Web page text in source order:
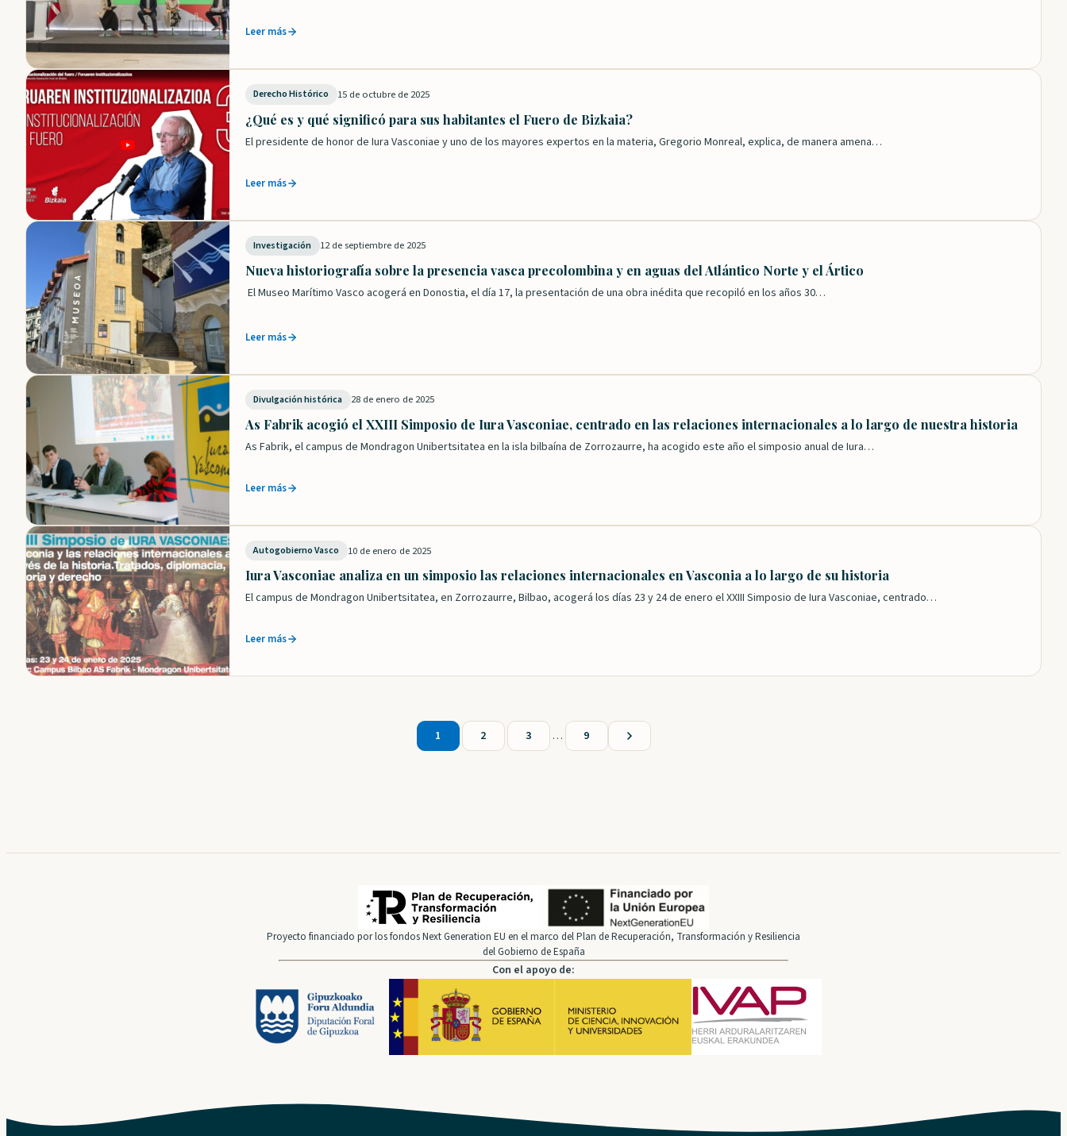
Leer más
Derecho Histórico 15 de octubre de 2025
¿Qué es y qué significó para sus habitantes el Fuero de Bizkaia?
El presidente de honor de Iura Vasconiae y uno de los mayores expertos en la materia, Gregorio Monreal, explica, de manera amena…
Leer más
Investigación 12 de septiembre de 2025
Nueva historiografía sobre la presencia vasca precolombina y en aguas del Atlántico Norte y el Ártico
El Museo Marítimo Vasco acogerá en Donostia, el día 17, la presentación de una obra inédita que recopiló en los años 30…
Leer más
Divulgación histórica 28 de enero de 2025
As Fabrik acogió el XXIII Simposio de Iura Vasconiae, centrado en las relaciones internacionales a lo largo de nuestra historia
As Fabrik, el campus de Mondragon Unibertsitatea en la isla bilbaína de Zorrozaurre, ha acogido este año el simposio anual de Iura…
Leer más
Autogobierno Vasco 10 de enero de 2025
Iura Vasconiae analiza en un simposio las relaciones internacionales en Vasconia a lo largo de su historia
El campus de Mondragon Unibertsitatea, en Zorrozaurre, Bilbao, acogerá los días 23 y 24 de enero el XXIII Simposio de Iura Vasconiae, centrado…
Leer más
1 2 3 … 9
Proyecto financiado por los fondos Next Generation EU en el marco del Plan de Recuperación, Transformación y Resiliencia
del Gobierno de España
Con el apoyo de: